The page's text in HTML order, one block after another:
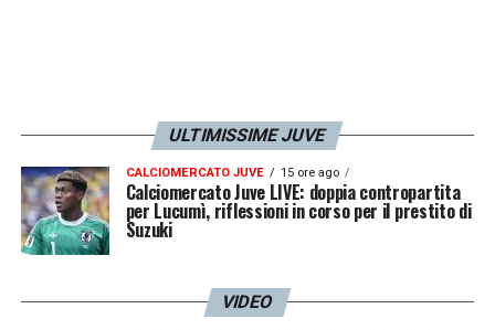
ULTIMISSIME JUVE
CALCIOMERCATO JUVE 15 ore ago
Calciomercato Juve LIVE: doppia contropartita
per Lucumì, riflessioni in corso per il prestito di
Suzuki
VIDEO